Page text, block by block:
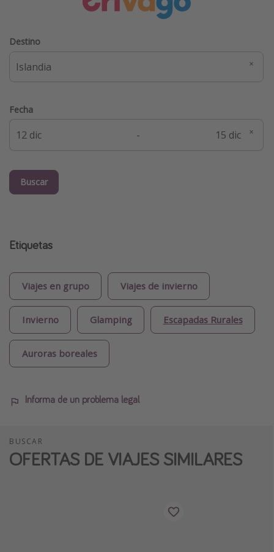
Destino
Fecha
-
Buscar
Etiquetas
Viajes en grupo Viajes de invierno
Invierno Glamping Escapadas Rurales
Auroras boreales
Informa de un problema legal
BUSCAR
OFERTAS DE VIAJES SIMILARES